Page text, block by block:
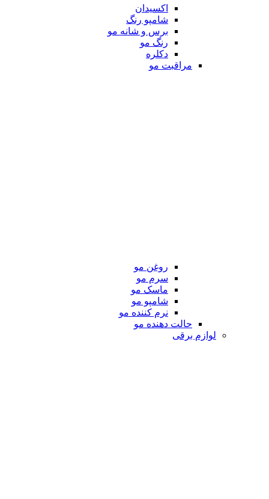
اکسیدان
شامپو رنگ
برس و شانه مو
رنگ مو
دکلره
مراقبت مو
روغن مو
سرم مو
ماسک مو
شامپو مو
نرم کننده مو
حالت دهنده مو
لوازم برقی